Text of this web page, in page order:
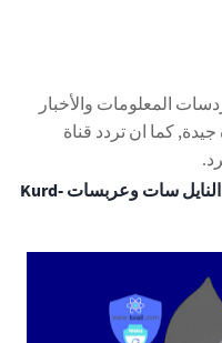
المعلومات والأخبار
كما ان تردد قناة
تردد قناة كوردسات الجديد 2025 علي النايل سات وعربسات Kurd-